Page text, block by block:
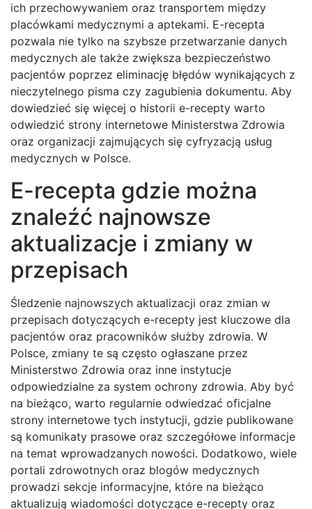
ich przechowywaniem oraz transportem między
placówkami medycznymi a aptekami. E-recepta
pozwala nie tylko na szybsze przetwarzanie danych
medycznych ale także zwiększa bezpieczeństwo
pacjentów poprzez eliminację błędów wynikających z
nieczytelnego pisma czy zagubienia dokumentu. Aby
dowiedzieć się więcej o historii e-recepty warto
odwiedzić strony internetowe Ministerstwa Zdrowia
oraz organizacji zajmujących się cyfryzacją usług
medycznych w Polsce.
E-recepta gdzie można
znaleźć najnowsze
aktualizacje i zmiany w
przepisach
Śledzenie najnowszych aktualizacji oraz zmian w
przepisach dotyczących e-recepty jest kluczowe dla
pacjentów oraz pracowników służby zdrowia. W
Polsce, zmiany te są często ogłaszane przez
Ministerstwo Zdrowia oraz inne instytucje
odpowiedzialne za system ochrony zdrowia. Aby być
na bieżąco, warto regularnie odwiedzać oficjalne
strony internetowe tych instytucji, gdzie publikowane
są komunikaty prasowe oraz szczegółowe informacje
na temat wprowadzanych nowości. Dodatkowo, wiele
portali zdrowotnych oraz blogów medycznych
prowadzi sekcje informacyjne, które na bieżąco
aktualizują wiadomości dotyczące e-recepty oraz